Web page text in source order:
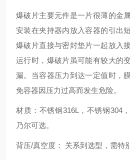
爆破片主要元件是一片很薄的金
安装在夹持器内放入容器的引出
爆破片直接与密封垫片一起放入
运行时，爆破片虽可能有较大的
漏。当容器压力到达一定值时，
免容器因压力过高而发生危险。
材质：不锈钢316L，不锈钢304
乃尔可选。
背压/真空度： 关系到选型，需特